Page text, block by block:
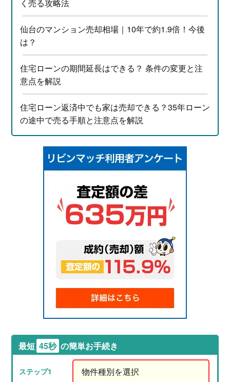
く売る攻略法
仙台のマンション売却相場｜10年で約1.9倍！今後
は？
住宅ローンの期間延長はできる？ 条件の変更と注
意点を解説
住宅ローン返済中でも家は売却できる？35年ローン
の途中で売る手順と注意点を解説
最短 45秒 の簡単お手続き